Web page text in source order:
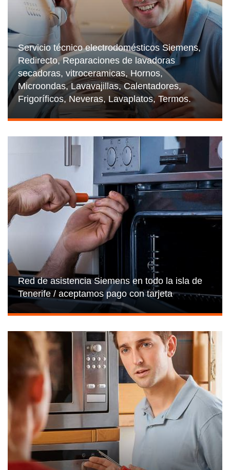
Servicio técnico electrodomésticos Siemens,
Redirecto, Reparaciones de lavadoras
secadoras, vitroceramicas, Hornos,
Microondas, Lavavajillas, Calentadores,
Frigoríficos, Neveras, Lavaplatos, Termos.
Red de asistencia Siemens en todo la isla de
Tenerife / aceptamos pago con tarjeta